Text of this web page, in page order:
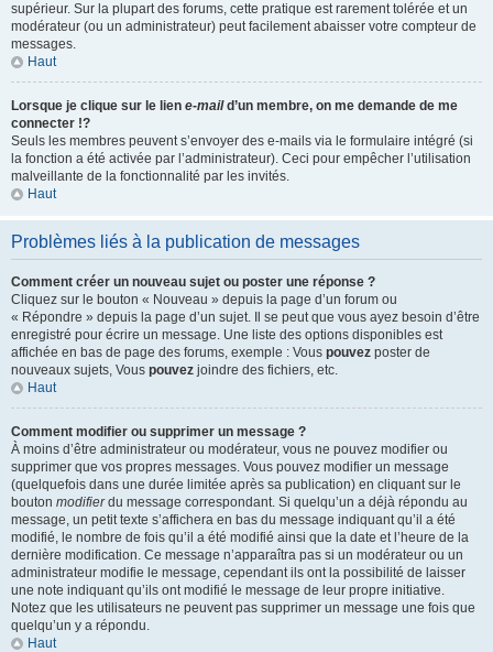
supérieur. Sur la plupart des forums, cette pratique est rarement tolérée et un
modérateur (ou un administrateur) peut facilement abaisser votre compteur de
messages.
Haut
Lorsque je clique sur le lien e-maild’un membre, on me demande de me
connecter !?
Seuls les membres peuvent s’envoyer des e-mails via le formulaire intégré (si
la fonction a été activée par l’administrateur). Ceci pour empêcher l’utilisation
malveillante de la fonctionnalité par les invités.
Haut
Problèmes liés à la publication de messages
Comment créer un nouveau sujet ou poster une réponse ?
Cliquez sur le bouton « Nouveau » depuis la page d’un forum ou
« Répondre » depuis la page d’un sujet. Il se peut que vous ayez besoin d’être
enregistré pour écrire un message. Une liste des options disponibles est
affichée en bas de page des forums, exemple : Vous pouvez poster de
nouveaux sujets, Vous pouvez joindre des fichiers, etc.
Haut
Comment modifier ou supprimer un message ?
À moins d’être administrateur ou modérateur, vous ne pouvez modifier ou
supprimer que vos propres messages. Vous pouvez modifier un message
(quelquefois dans une durée limitée après sa publication) en cliquant sur le
bouton modifierdu message correspondant. Si quelqu’un a déjà répondu au
message, un petit texte s’affichera en bas du message indiquant qu’il a été
modifié, le nombre de fois qu’il a été modifié ainsi que la date et l’heure de la
dernière modification. Ce message n’apparaîtra pas si un modérateur ou un
administrateur modifie le message, cependant ils ont la possibilité de laisser
une note indiquant qu’ils ont modifié le message de leur propre initiative.
Notez que les utilisateurs ne peuvent pas supprimer un message une fois que
quelqu’un y a répondu.
Haut